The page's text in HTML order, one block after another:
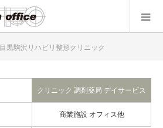
目黒駒沢リハビリ整形クリニック
クリニック 調剤薬局 デイサービス
商業施設 オフィス他